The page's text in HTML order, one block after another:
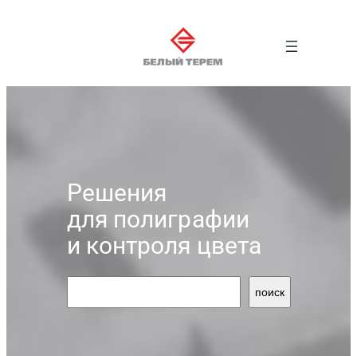
Решения
для полиграфии
и контроля цвета
поиск